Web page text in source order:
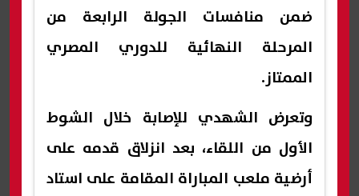
ضمن منافسات الجولة الرابعة من
المرحلة النهائية للدوري المصري
الممتاز.
وتعرض الشهدي للإصابة خلال الشوط
الأول من اللقاء، بعد انزلاق قدمه على
أرضية ملعب المباراة المقامة على استاد